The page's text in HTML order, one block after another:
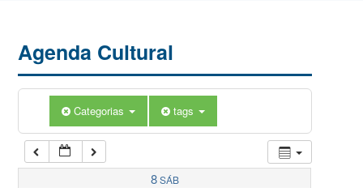
Agenda Cultural
Categorias tags
8SÁB
5:00
7:00